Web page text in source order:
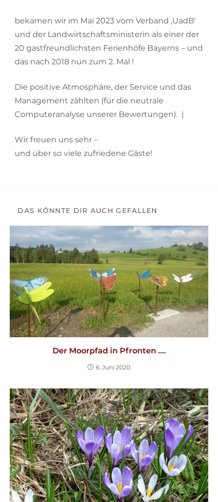
bekamen wir im Mai 2023 vom Verband ‚UadB‘
und der Landwirtschaftsministerin als einer der
20 gastfreundlichsten Ferienhöfe Bayerns – und
das nach 2018 nun zum 2. Mal !
Die positive Atmosphäre, der Service und das
Management zählten (für die neutrale
Computeranalyse unserer Bewertungen). |
Wir freuen uns sehr –
und über so viele zufriedene Gäste!
DAS KÖNNTE DIR AUCH GEFALLEN
Der Moorpfad in Pfronten ….
6. Juni 2020